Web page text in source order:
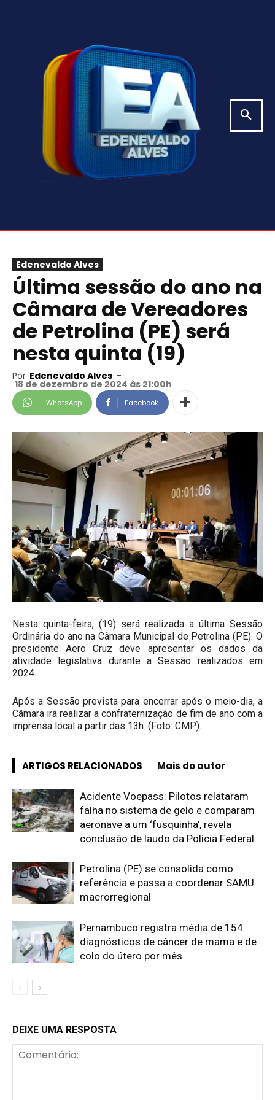
Edenevaldo Alves
Última sessão do ano na
Câmara de Vereadores
de Petrolina (PE) será
nesta quinta (19)
Por Edenevaldo Alves -
18 de dezembro de 2024 às 21:00h
WhatsApp Facebook
Nesta quinta-feira, (19) será realizada a última Sessão
Ordinária do ano na Câmara Municipal de Petrolina (PE). O
presidente Aero Cruz deve apresentar os dados da
atividade legislativa durante a Sessão realizados em
2024.
Após a Sessão prevista para encerrar após o meio-dia, a
Câmara irá realizar a confraternização de fim de ano com a
imprensa local a partir das 13h. (Foto: CMP).
ARTIGOS RELACIONADOS Mais do autor
Acidente Voepass: Pilotos relataram
falha no sistema de gelo e comparam
aeronave a um ‘fusquinha’, revela
conclusão de laudo da Polícia Federal
Petrolina (PE) se consolida como
referência e passa a coordenar SAMU
macrorregional
Pernambuco registra média de 154
diagnósticos de câncer de mama e de
colo do útero por mês
DEIXE UMA RESPOSTA